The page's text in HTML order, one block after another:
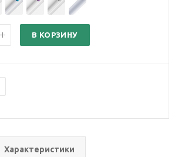
В КОРЗИНУ
Характеристики